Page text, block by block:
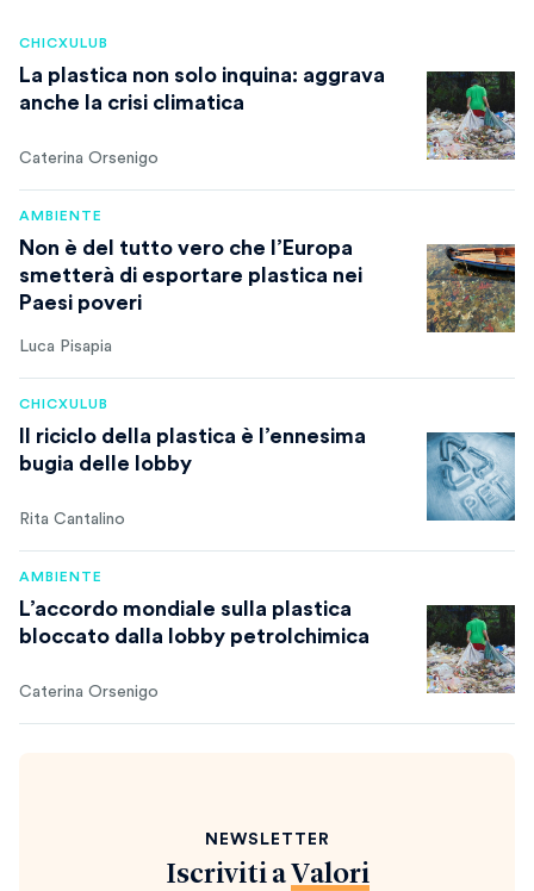
CHICXULUB
La plastica non solo inquina: aggrava
anche la crisi climatica
Caterina Orsenigo
AMBIENTE
Non è del tutto vero che l’Europa
smetterà di esportare plastica nei
Paesi poveri
Luca Pisapia
CHICXULUB
Il riciclo della plastica è l’ennesima
bugia delle lobby
Rita Cantalino
AMBIENTE
L’accordo mondiale sulla plastica
bloccato dalla lobby petrolchimica
Caterina Orsenigo
NEWSLETTER
Iscriviti a Valori